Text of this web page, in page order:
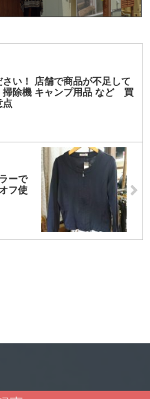
さい！ 店舗で商品が不足して
掃除機 キャンプ用品 など 買
点
ーで
フ使